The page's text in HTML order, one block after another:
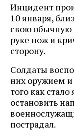
Инцидент
10 января,
свою обычную
руке нож и
сторону.
Солдаты
них оружием и
того как
остановить
пострадал.